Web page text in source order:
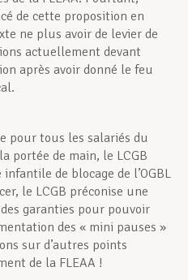
de cette proposition en
ne plus avoir de levier de
actuellement devant
après avoir donné le feu
pour tous les salariés du
portée de main, le LCGB
de blocage de l’OGBL
le LCGB préconise une
garanties pour pouvoir
des « mini pauses »
sur d’autres points
de la FLEAA !